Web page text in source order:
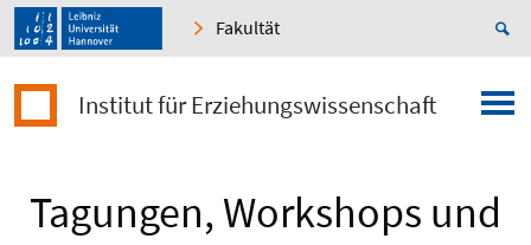
Fakultät
Institut für Erziehungswissenschaft
Tagungen, Workshops und